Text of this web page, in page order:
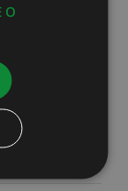
This
О